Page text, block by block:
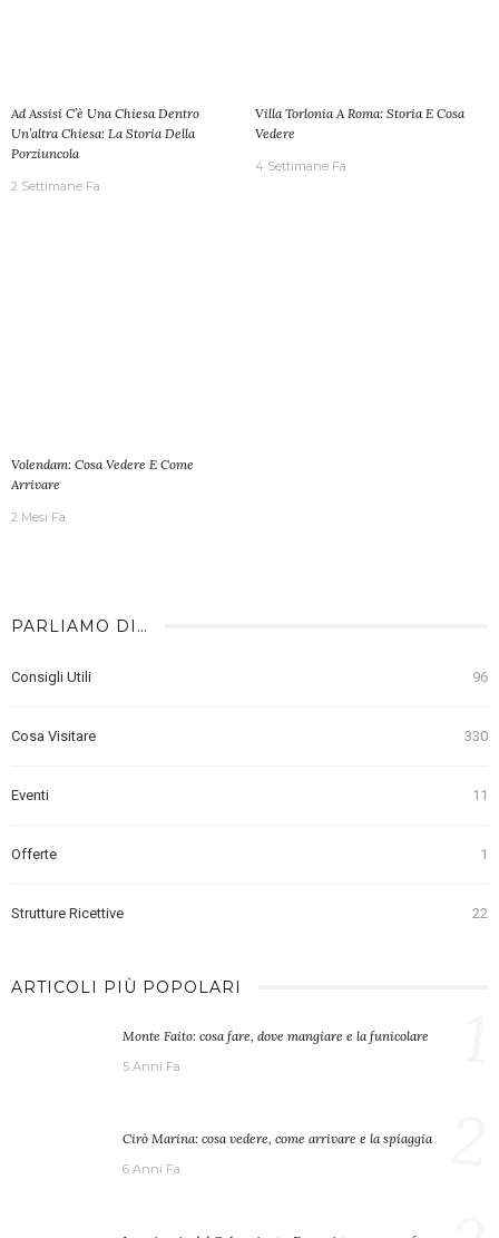
Ad Assisi C’è Una Chiesa Dentro
Un’altra Chiesa: La Storia Della
Porziuncola
2 Settimane Fa
Villa Torlonia A Roma: Storia E Cosa
Vedere
4 Settimane Fa
Volendam: Cosa Vedere E Come
Arrivare
2 Mesi Fa
PARLIAMO DI…
Consigli Utili 96
Cosa Visitare 330
Eventi 11
Offerte 1
Strutture Ricettive 22
ARTICOLI PIÙ POPOLARI
Monte Faito: cosa fare, dove mangiare e la funicolare
5 Anni Fa
Cirò Marina: cosa vedere, come arrivare e la spiaggia
6 Anni Fa